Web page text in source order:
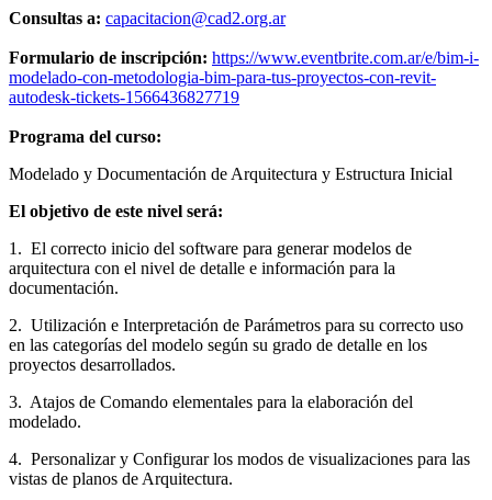
Consultas a: capacitacion@cad2.org.ar
Formulario de inscripción: https://www.eventbrite.com.ar/e/bim-i-
modelado-con-metodologia-bim-para-tus-proyectos-con-revit-
autodesk-tickets-1566436827719
Programa del curso:
Modelado y Documentación de Arquitectura y Estructura Inicial
El objetivo de este nivel será:
1. El correcto inicio del software para generar modelos de
arquitectura con el nivel de detalle e información para la
documentación.
2. Utilización e Interpretación de Parámetros para su correcto uso
en las categorías del modelo según su grado de detalle en los
proyectos desarrollados.
3. Atajos de Comando elementales para la elaboración del
modelado.
4. Personalizar y Configurar los modos de visualizaciones para las
vistas de planos de Arquitectura.